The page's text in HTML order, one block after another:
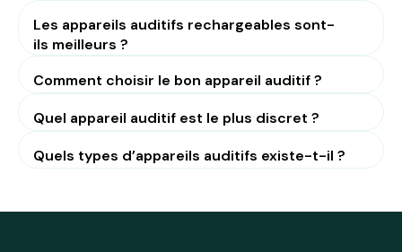
Les appareils auditifs rechargeables sont-
ils meilleurs ?
Comment choisir le bon appareil auditif ?
Quel appareil auditif est le plus discret ?
Quels types d’appareils auditifs existe-t-il ?